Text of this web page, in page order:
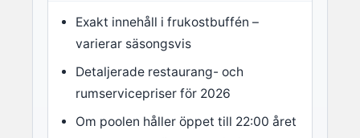
Exakt innehåll i frukostbuffén –
varierar säsongsvis
Detaljerade restaurang- och
rumservicepriser för 2026
Om poolen håller öppet till 22:00 året